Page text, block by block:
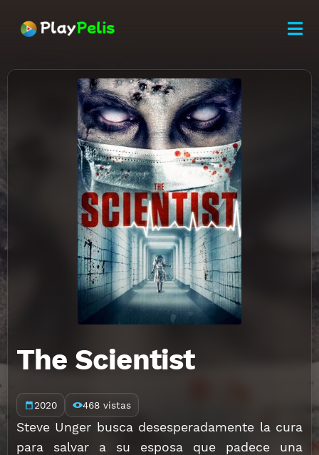
The Scientist
2020 468 vistas
Steve Unger busca desesperadamente la cura
para salvar a su esposa que padece una